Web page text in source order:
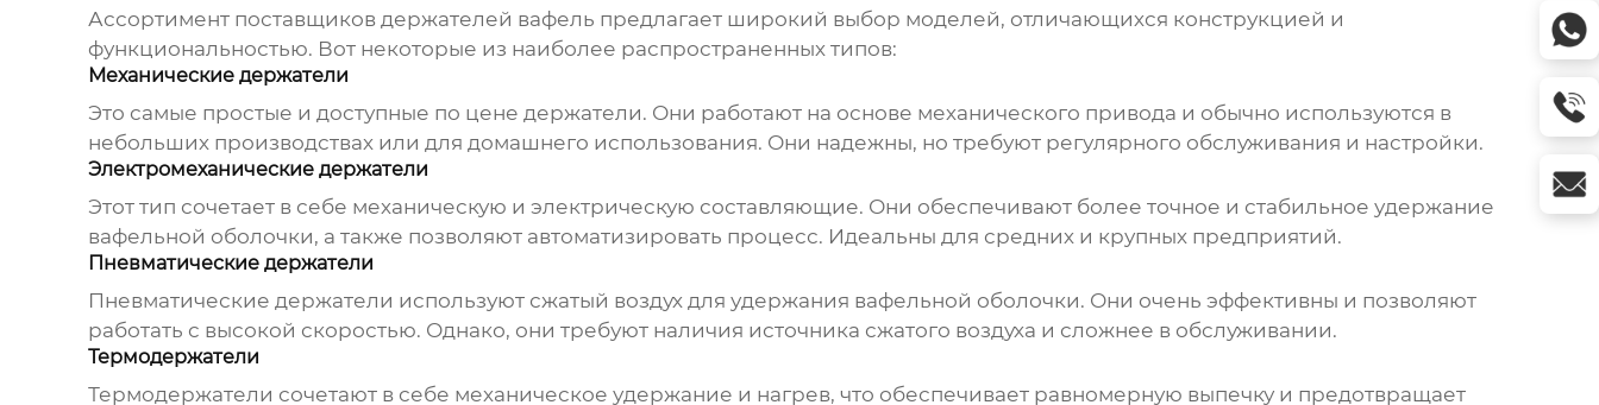
Ассортимент поставщиков держателей вафель предлагает широкий выбор моделей, отличающихся конструкцией и
функциональностью. Вот некоторые из наиболее распространенных типов:
Механические держатели
Это самые простые и доступные по цене держатели. Они работают на основе механического привода и обычно используются в
небольших производствах или для домашнего использования. Они надежны, но требуют регулярного обслуживания и настройки.
Электромеханические держатели
Этот тип сочетает в себе механическую и электрическую составляющие. Они обеспечивают более точное и стабильное удержание
вафельной оболочки, а также позволяют автоматизировать процесс. Идеальны для средних и крупных предприятий.
Пневматические держатели
Пневматические держатели используют сжатый воздух для удержания вафельной оболочки. Они очень эффективны и позволяют
работать с высокой скоростью. Однако, они требуют наличия источника сжатого воздуха и сложнее в обслуживании.
Термодержатели
Термодержатели сочетают в себе механическое удержание и нагрев, что обеспечивает равномерную выпечку и предотвращает